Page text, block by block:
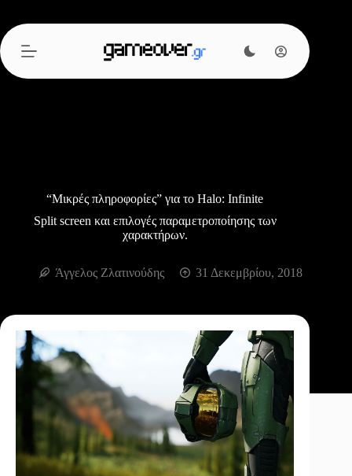
περιεχόμενο
“Μικρές πληροφορίες” για το Halo: Infinite
Split screen και επιλογές παραμετροποίησης των
χαρακτήρων.
Άγγελος Ζλατινούδης 31 Δεκεμβρίου, 2018